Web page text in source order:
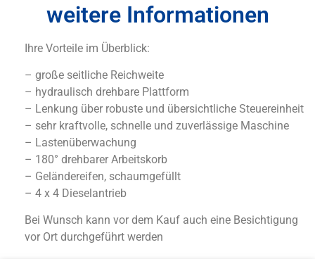
weitere Informationen
Ihre Vorteile im Überblick:
– große seitliche Reichweite
– hydraulisch drehbare Plattform
– Lenkung über robuste und übersichtliche Steuereinheit
– sehr kraftvolle, schnelle und zuverlässige Maschine
– Lastenüberwachung
– 180° drehbarer Arbeitskorb
– Geländereifen, schaumgefüllt
– 4 x 4 Dieselantrieb
Bei Wunsch kann vor dem Kauf auch eine Besichtigung
vor Ort durchgeführt werden